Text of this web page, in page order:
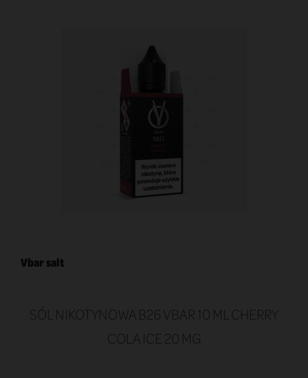
Vbar salt
SÓL NIKOTYNOWA B26 VBAR 10 ML CHERRY
COLA ICE 20 MG